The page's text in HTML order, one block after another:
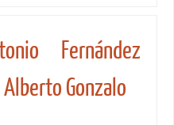
Fernández
Gonzalo